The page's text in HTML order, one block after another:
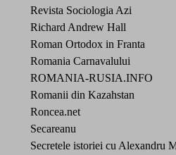
Revista Sociologia Azi
Richard Andrew Hall
Roman Ortodox in Franta
Romania Carnavalului
ROMANIA-RUSIA.INFO
Romanii din Kazahstan
Roncea.net
Secareanu
Secretele istoriei cu Alexandru